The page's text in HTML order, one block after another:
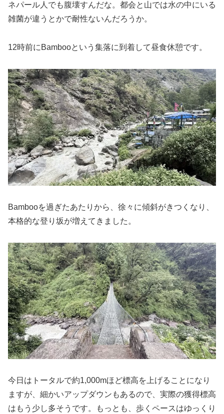
ネパール人でも腹壊すんだな。都会と山では水の中にいる
雑菌が違うとかで耐性ないんだろうか。
12時前にBambooという集落に到着して昼食休憩です。
Bambooを過ぎたあたりから、徐々に傾斜がきつくなり、
本格的な登り坂が増えてきました。
今日はトータルで約1,000mほど標高を上げることになり
ますが、細かいアップダウンもあるので、実際の獲得標高
はもう少し多そうです。もっとも、歩くペースはゆっくり